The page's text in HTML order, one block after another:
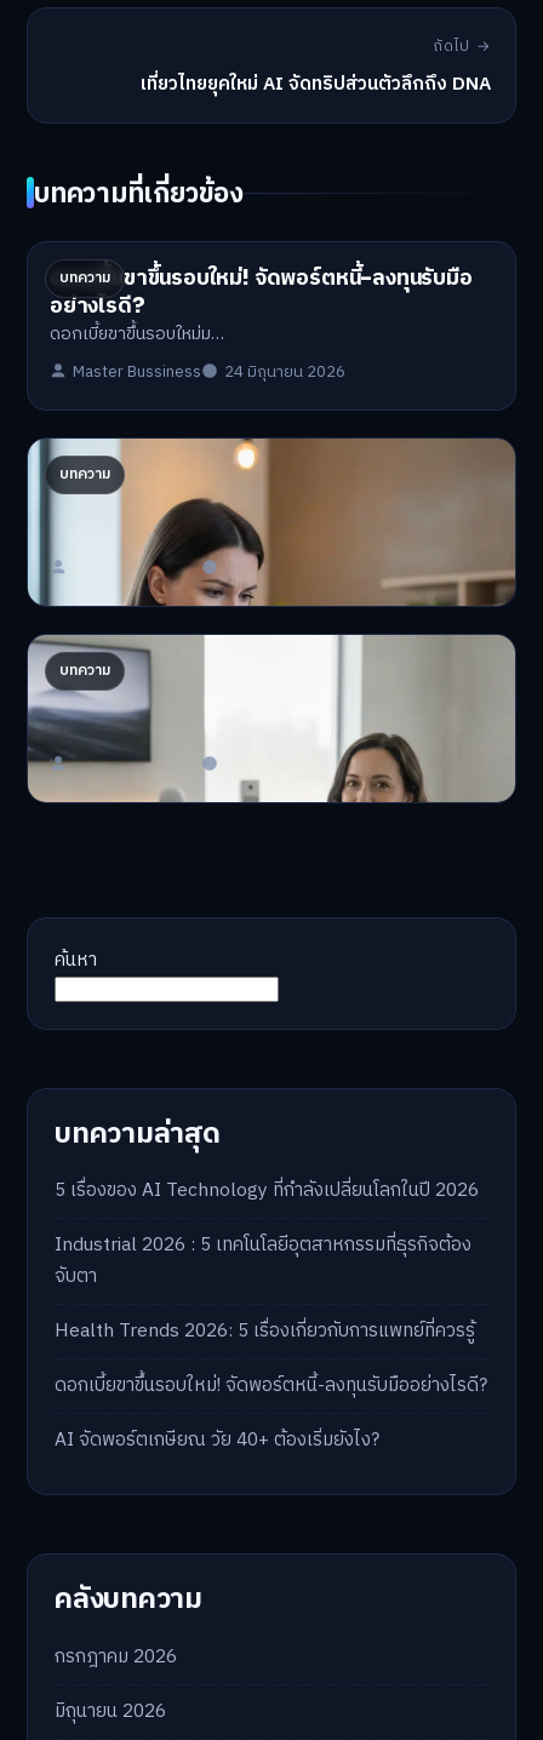
ถัดไป →
เที่ยวไทยยุคใหม่ AI จัดทริปส่วนตัวลึกถึง DNA
บทความที่เกี่ยวข้อง
บทความ
ดอกเบี้ยขาขึ้นรอบใหม่! จัดพอร์ตหนี้-ลงทุนรับมือ
อย่างไรดี?
ดอกเบี้ยขาขึ้นรอบใหม่ม…
Master Bussiness 24 มิถุนายน 2026
บทความ
ปรับพอร์ตรับ ‘เงินดิจิทัล 2.0’ จัดสรรงบอย่างไรไม่
ให้พัง
'เงินดิจิทัล 2.0' มาแล…
Master Bussiness 23 มิถุนายน 2026
บทความ
AI จัดพอร์ตให้ปัง! เทรนด์ลงทุนยุคใหม่ ไม่ต้องเฝ้า
จอ
AI จัดพอร์ตให้ปัง! หมด…
Master Bussiness 23 มิถุนายน 2026
ค้นหา
บทความล่าสุด
5 เรื่องของ AI Technology ที่กำลังเปลี่ยนโลกในปี 2026
Industrial 2026 : 5 เทคโนโลยีอุตสาหกรรมที่ธุรกิจต้อง
จับตา
Health Trends 2026: 5 เรื่องเกี่ยวกับการแพทย์ที่ควรรู้
ดอกเบี้ยขาขึ้นรอบใหม่! จัดพอร์ตหนี้-ลงทุนรับมืออย่างไรดี?
AI จัดพอร์ตเกษียณ วัย 40+ ต้องเริ่มยังไง?
คลังบทความ
กรกฎาคม 2026
มิถุนายน 2026